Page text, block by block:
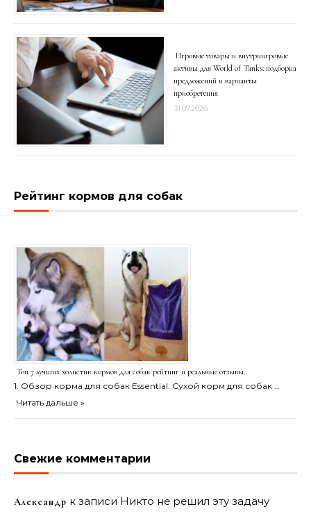
Игровые товары и внутриигровые
активы для World of Tanks: подборка
предложений и варианты
приобретения
31.07.2026
Рейтинг кормов для собак
Топ 7 лучших холистик кормов для собак рейтинг и реальные отзывы.
1. Обзор корма для собак Essential. Сухой корм для собак …
Читать дальше »
Свежие комментарии
Александр к записи Никто не решил эту задачу